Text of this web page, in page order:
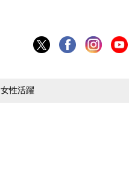
女性活躍